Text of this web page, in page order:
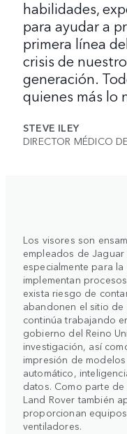
habilidades,
para ayudar a
primera línea
crisis de
generación.
quienes más lo
STEVE ILEY
DIRECTOR MÉDICO
Los visores son
empleados de
especialmente para
implementan
exista riesgo de
abandonen el sitio
continúa trabajando
gobierno del Reino
investigación, así
impresión de
automático,
datos. Como parte
Land Rover también
proporcionan
ventiladores.